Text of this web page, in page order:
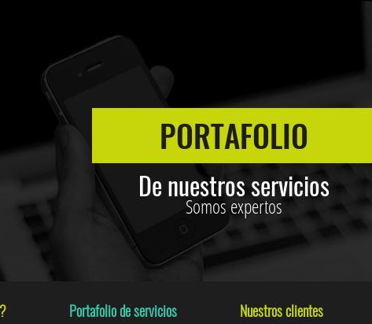
PORTAFOLIO
De nuestros servicios
Somos expertos
Portafolio de servicios Nuestros clientes